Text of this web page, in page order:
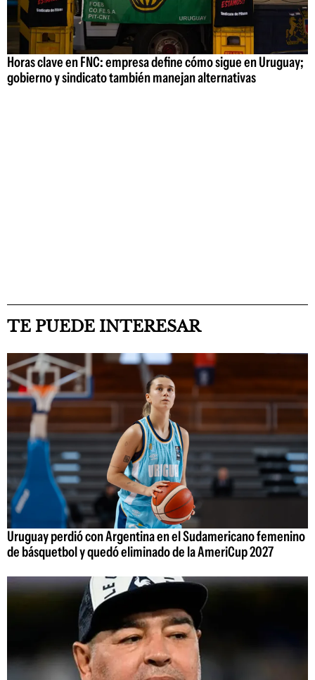
Horas clave en FNC: empresa define cómo sigue en Uruguay;
gobierno y sindicato también manejan alternativas
TE PUEDE INTERESAR
Uruguay perdió con Argentina en el Sudamericano femenino
de básquetbol y quedó eliminado de la AmeriCup 2027